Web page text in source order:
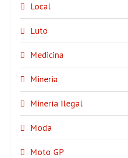
Local
Luto
Medicina
Mineria
Minería Ilegal
Moda
Moto GP